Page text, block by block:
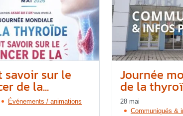
savoir sur le
de la...
Événements / animations
Journée
de la
28 mai
Communiqués &